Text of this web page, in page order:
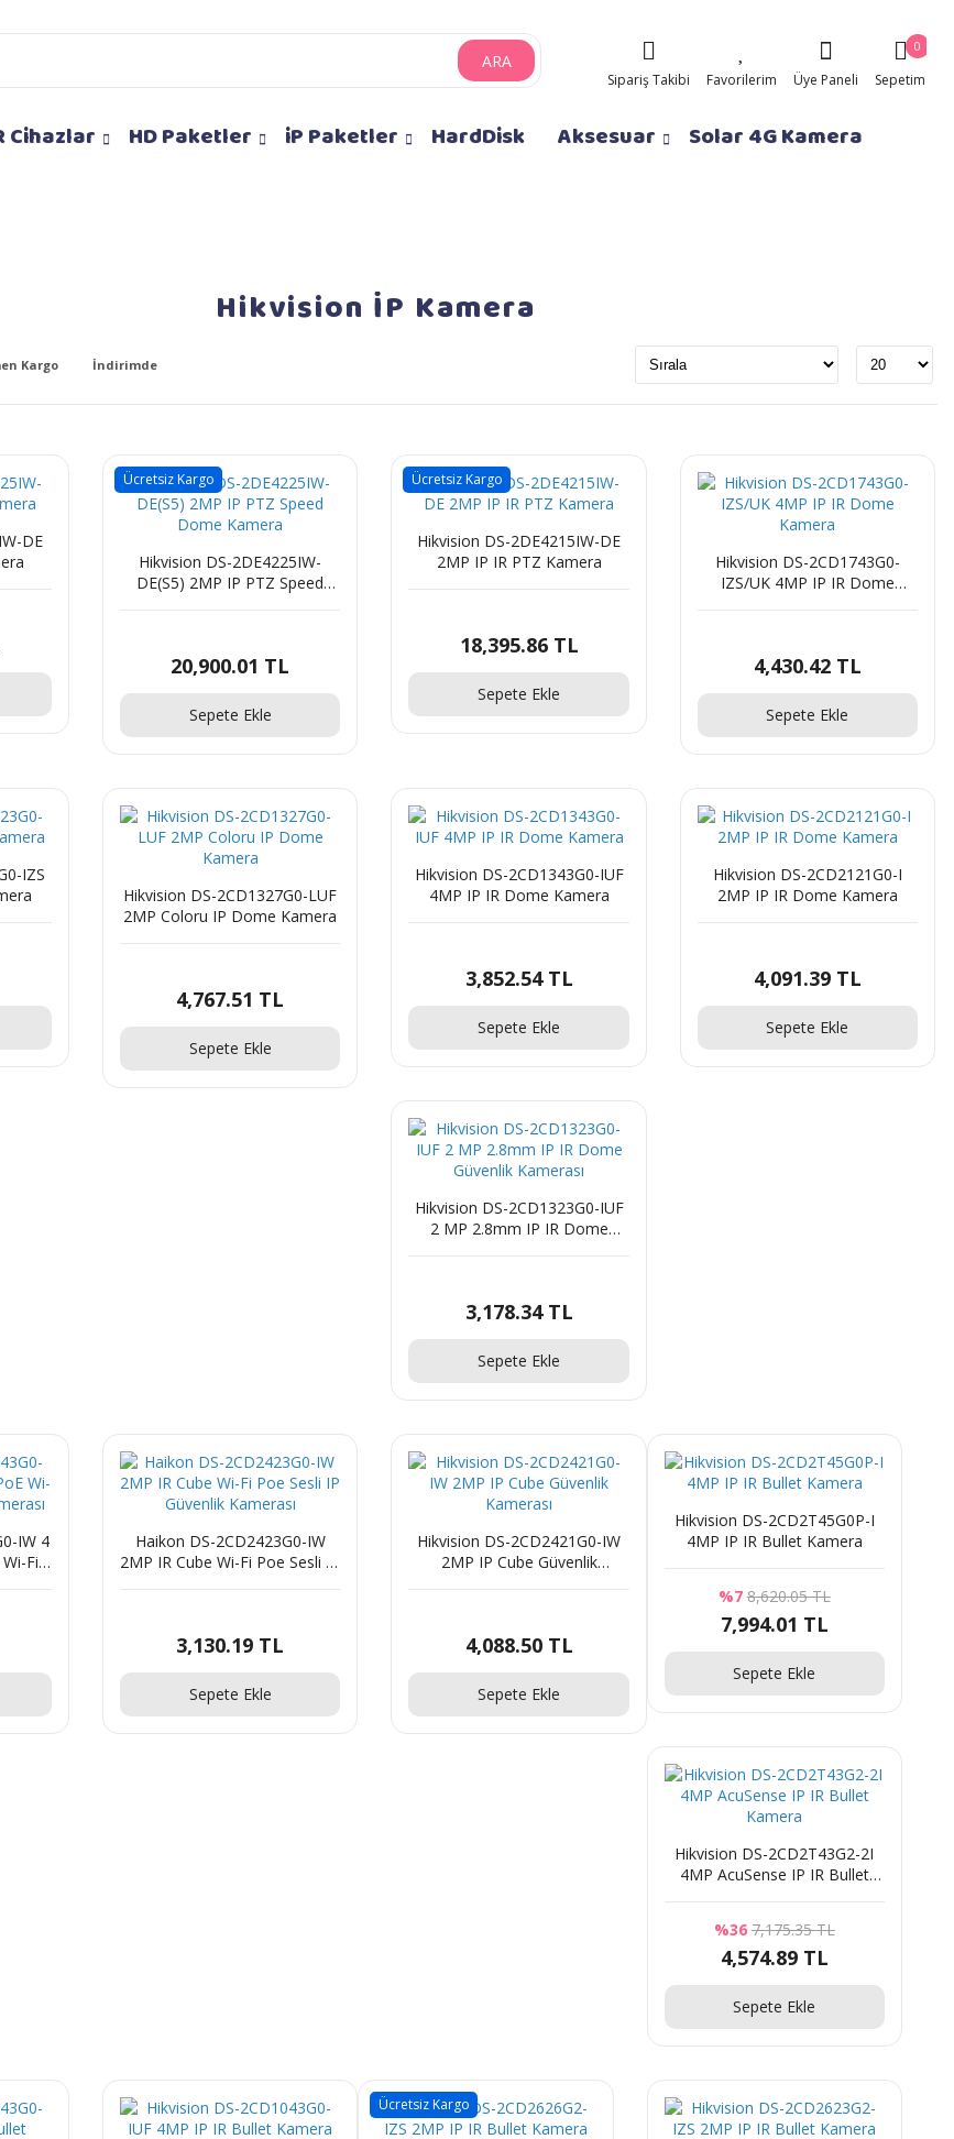
ARA
Sipariş Takibi Favorilerim Üye Paneli Sepetim
0
Cihazlar HD Paketler iP Paketler HardDisk Aksesuar
Solar 4G Kamera
Hikvision İP Kamera
Kargo İndirimde
DE
Hikvision DS-2DE4225IW-
DE(S5) 2MP IP PTZ Speed
20,900.01 TL
Ücretsiz Kargo
Sepete Ekle
Hikvision DS-2DE4215IW-DE
2MP IP IR PTZ Kamera
18,395.86 TL
Ücretsiz Kargo
Sepete Ekle
Hikvision DS-2CD1743G0-
IZS/UK 4MP IP IR Dome
4,430.42 TL
Sepete Ekle
IZS
Hikvision DS-2CD1327G0-LUF
2MP Coloru IP Dome Kamera
4,767.51 TL
Sepete Ekle
Hikvision DS-2CD1343G0-IUF
4MP IP IR Dome Kamera
3,852.54 TL
Sepete Ekle
Hikvision DS-2CD2121G0-I
2MP IP IR Dome Kamera
4,091.39 TL
Sepete Ekle
Hikvision DS-2CD1323G0-IUF
2 MP 2.8mm IP IR Dome
3,178.34 TL
Sepete Ekle
IW 4
Fi
Haikon DS-2CD2423G0-IW
2MP IR Cube Wi-Fi Poe Sesli IP
3,130.19 TL
Sepete Ekle
Hikvision DS-2CD2421G0-IW
2MP IP Cube Güvenlik
4,088.50 TL
Sepete Ekle
Hikvision DS-2CD2T45G0P-I
4MP IP IR Bullet Kamera
%7 8,620.05 TL
7,994.01 TL
Sepete Ekle
Hikvision DS-2CD2T43G2-2I
4MP AcuSense IP IR Bullet
%36 7,175.35 TL
4,574.89 TL
Sepete Ekle
Ücretsiz Kargo